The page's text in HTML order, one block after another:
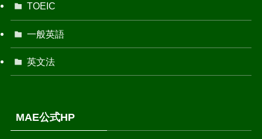
TOEIC
一般英語
英文法
MAE公式HP